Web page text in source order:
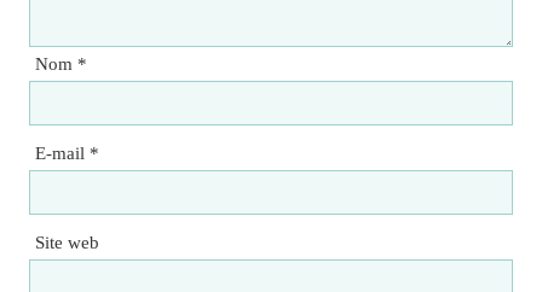
Nom *
E-mail *
Site web